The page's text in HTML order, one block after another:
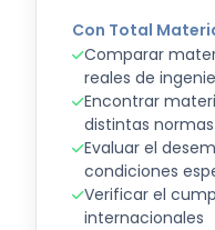
Con Total
Comparar
reales de
Encontrar
distintas normas
Evaluar el
condiciones
Verificar el
internacionales